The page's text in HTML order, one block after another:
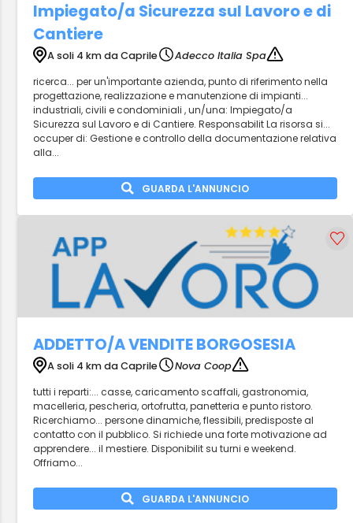
Impiegato/a Sicurezza sul Lavoro e di
Cantiere
A soli 4 km da Caprile
Adecco Italia Spa
ricerca... per un'importante azienda, punto di riferimento nella
progettazione, realizzazione e manutenzione di impianti...
industriali, civili e condominiali , un/una: Impiegato/a
Sicurezza sul Lavoro e di Cantiere. Responsabilit La risorsa si...
occuper di: Gestione e controllo della documentazione relativa
alla...
GUARDA L'ANNUNCIO
ADDETTO/A VENDITE BORGOSESIA
A soli 4 km da Caprile
Nova Coop
tutti i reparti:... casse, caricamento scaffali, gastronomia,
macelleria, pescheria, ortofrutta, panetteria e punto ristoro.
Ricerchiamo... persone dinamiche, flessibili, predisposte al
contatto con il pubblico. Si richiede una forte motivazione ad
apprendere... il mestiere. Disponibilit su turni e weekend.
Offriamo...
GUARDA L'ANNUNCIO